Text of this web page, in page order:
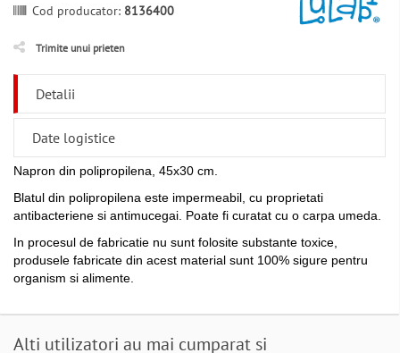
Cod producator: 8136400
Trimite unui prieten
Detalii
Date logistice
Napron din polipropilena, 45x30 cm.
Blatul din polipropilena este impermeabil, cu proprietati
antibacteriene si antimucegai. Poate fi curatat cu o carpa umeda.
In procesul de fabricatie nu sunt folosite substante toxice,
produsele fabricate din acest material sunt 100% sigure pentru
organism si alimente.
Alti utilizatori au mai cumparat si